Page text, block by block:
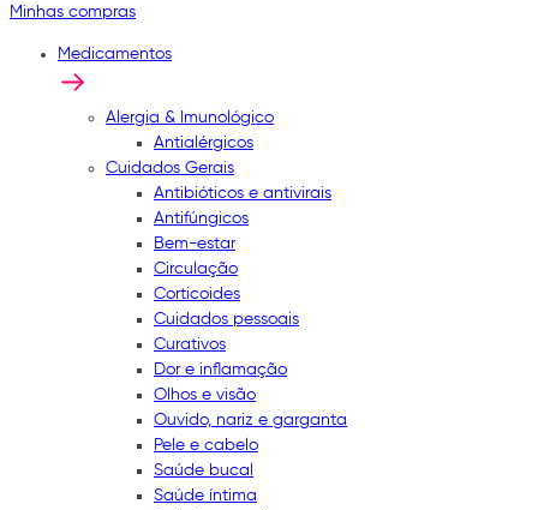
Minhas compras
Medicamentos
Alergia & Imunológico
Antialérgicos
Cuidados Gerais
Antibióticos e antivirais
Antifúngicos
Bem-estar
Circulação
Corticoides
Cuidados pessoais
Curativos
Dor e inflamação
Olhos e visão
Ouvido, nariz e garganta
Pele e cabelo
Saúde bucal
Saúde íntima